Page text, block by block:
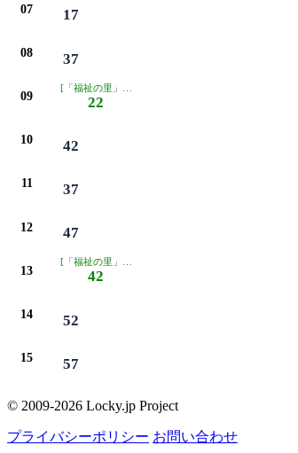
07 17
08 37
09
[「福祉の里」経由]
22
10 42
11 37
12 47
13
[「福祉の里」経由]
42
14 52
15 57
© 2009-2026 Locky.jp Project
プライバシーポリシー お問い合わせ